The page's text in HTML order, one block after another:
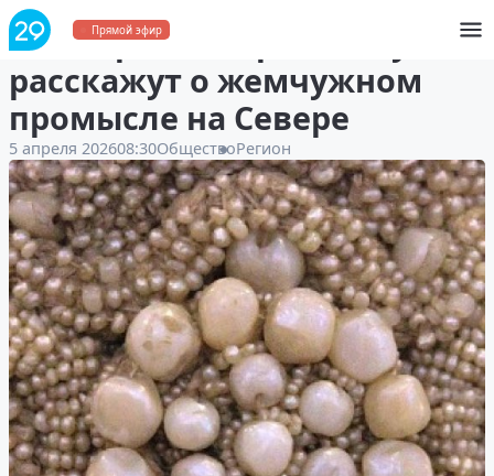
Прямой эфир
В Северном морском музее
расскажут о жемчужном
промысле на Севере
5 апреля 202608:30ОбществоРегион